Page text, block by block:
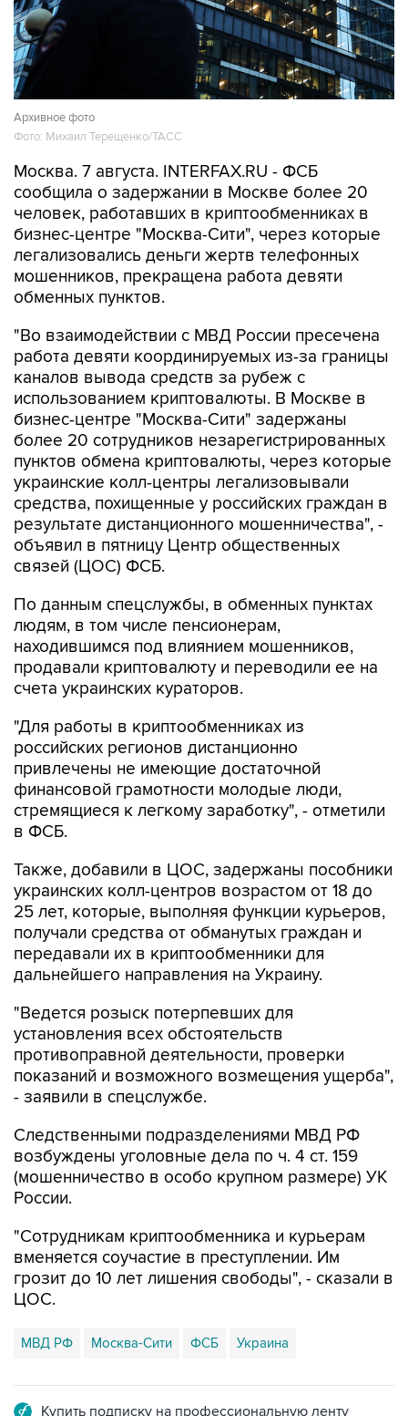
Архивное фото
Фото: Михаил Терещенко/ТАСС
Москва. 7 августа. INTERFAX.RU - ФСБ
человек, работавших в криптообменниках в
бизнес-центре "Москва-Сити", через которые
легализовались деньги жертв телефонных
мошенников, прекращена работа девяти
обменных пунктов.
"Во взаимодействии с МВД России пресечена
каналов вывода средств за рубеж с
использованием криптовалюты. В Москве в
бизнес-центре "Москва-Сити" задержаны
более 20 сотрудников незарегистрированных
пунктов обмена криптовалюты, через которые
украинские колл-центры легализовывали
средства, похищенные у российских граждан в
результате дистанционного мошенничества", -
объявил в пятницу Центр общественных
связей (ЦОС) ФСБ.
По данным спецслужбы, в обменных пунктах
находившимся под влиянием мошенников,
продавали криптовалюту и переводили ее на
счета украинских кураторов.
"Для работы в криптообменниках из
привлечены не имеющие достаточной
финансовой грамотности молодые люди,
стремящиеся к легкому заработку", - отметили
в ФСБ.
Также, добавили в ЦОС, задержаны пособники
25 лет, которые, выполняя функции курьеров,
получали средства от обманутых граждан и
передавали их в криптообменники для
дальнейшего направления на Украину.
"Ведется розыск потерпевших для
противоправной деятельности, проверки
показаний и возможного возмещения ущерба",
- заявили в спецслужбе.
Следственными подразделениями МВД РФ
(мошенничество в особо крупном размере) УК
России.
"Сотрудникам криптообменника и курьерам
грозит до 10 лет лишения свободы", - сказали в
ЦОС.
МВД РФ
Подписаться на рассылку главных новостей сайта